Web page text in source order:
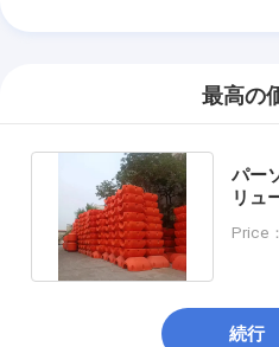
最高の
パー
リュ
Price
続行